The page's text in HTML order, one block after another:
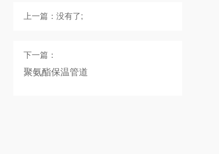
上一篇：没有了;
下一篇：
聚氨酯保温管道